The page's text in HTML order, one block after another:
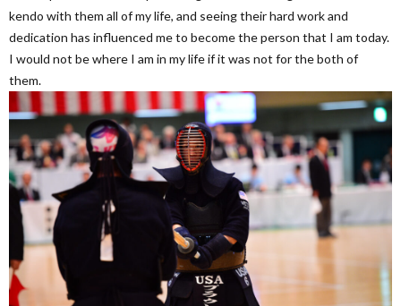
kendo with them all of my life, and seeing their hard work and
dedication has influenced me to become the person that I am today.
I would not be where I am in my life if it was not for the both of
them.